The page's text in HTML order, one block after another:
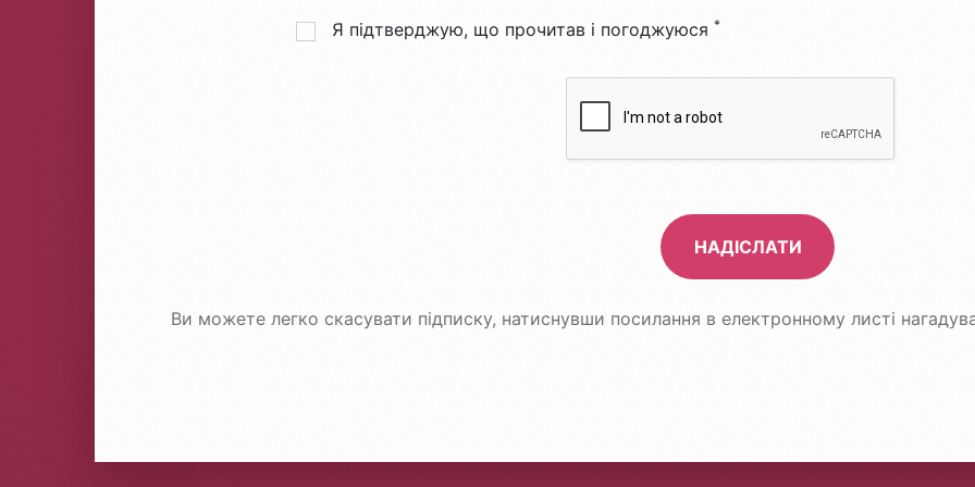
Я підтверджую, що прочитав і погоджуюся *
Recaptcha*
НАДІСЛАТИ
Ви можете легко скасувати підписку, натиснувши посилання в електронному листі